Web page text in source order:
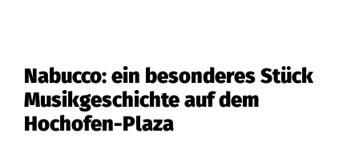
Nabucco: ein besonderes Stück
Musikgeschichte auf dem
Hochofen-Plaza